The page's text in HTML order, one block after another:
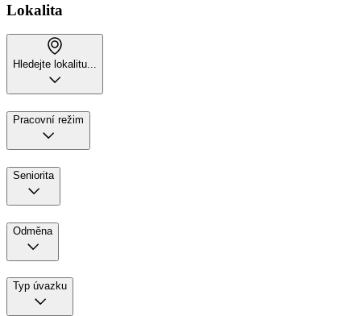
Lokalita
Hledejte lokalitu...
Pracovní režim
Seniorita
Odměna
Typ úvazku